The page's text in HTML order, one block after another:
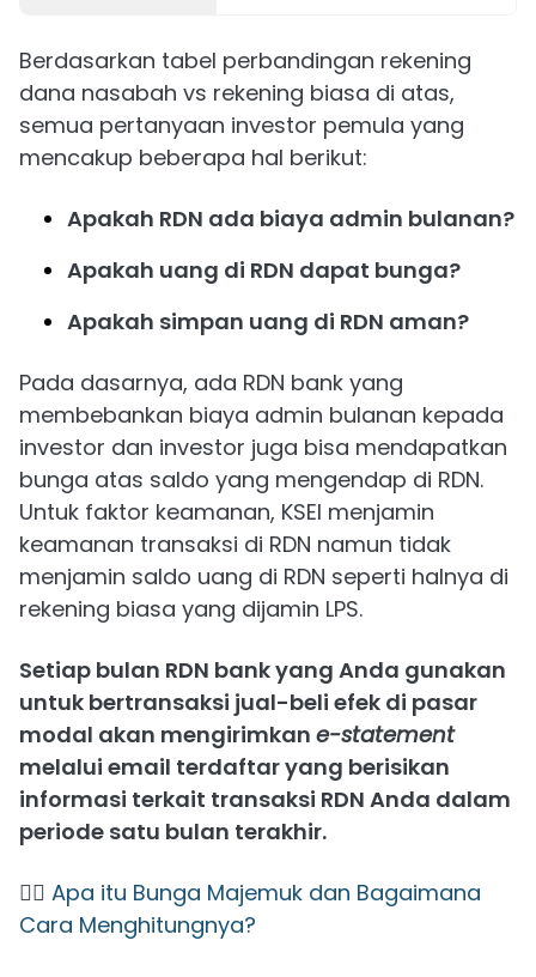
Berdasarkan tabel perbandingan rekening
dana nasabah vs rekening biasa di atas,
semua pertanyaan investor pemula yang
mencakup beberapa hal berikut:
Apakah RDN ada biaya admin bulanan?
Apakah uang di RDN dapat bunga?
Apakah simpan uang di RDN aman?
Pada dasarnya, ada RDN bank yang
membebankan biaya admin bulanan kepada
investor dan investor juga bisa mendapatkan
bunga atas saldo yang mengendap di RDN.
Untuk faktor keamanan, KSEI menjamin
keamanan transaksi di RDN namun tidak
menjamin saldo uang di RDN seperti halnya di
rekening biasa yang dijamin LPS.
Setiap bulan RDN bank yang Anda gunakan
untuk bertransaksi jual-beli efek di pasar
modal akan mengirimkan e-statement
melalui email terdaftar yang berisikan
informasi terkait transaksi RDN Anda dalam
periode satu bulan terakhir.
👉🏻 Apa itu Bunga Majemuk dan Bagaimana
Cara Menghitungnya?